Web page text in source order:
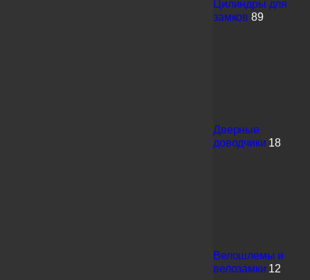
Цилиндры для
замков 89
Дверные
доводчики 18
Велошлемы и
велозамки 12